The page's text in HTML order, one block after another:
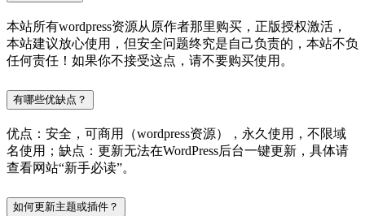
本站所有wordpress资源从原作者那里购买，正版授权激活，
本站建议放心使用，但安全问题终究是自己负责的，本站不负
任何责任！如果你不接受这点，请不要购买使用。
有哪些优缺点？
优点：安全，可商用（wordpress资源），永久使用，不限域
名使用；缺点：更新无法在WordPress后台一键更新，具体请
查看网站“新手必读”。
如何更新主题或插件？